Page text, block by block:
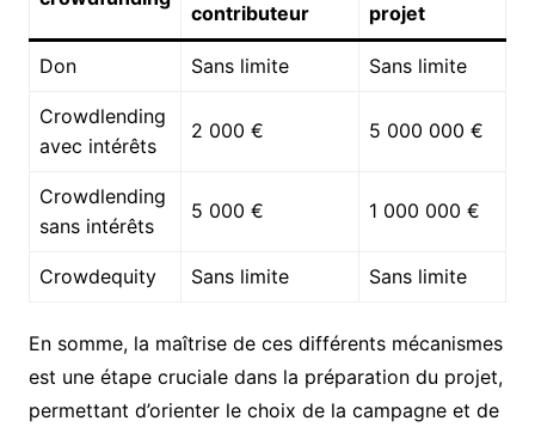
contributeur
projet
Don Sans limite Sans limite
Crowdlending
avec intérêts
2 000 € 5 000 000 €
Crowdlending
sans intérêts
5 000 € 1 000 000 €
Crowdequity Sans limite Sans limite
En somme, la maîtrise de ces différents mécanismes
est une étape cruciale dans la préparation du projet,
permettant d’orienter le choix de la campagne et de